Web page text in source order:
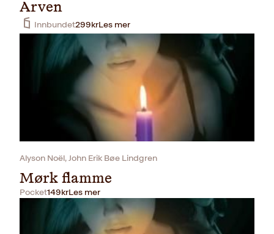
Arven
Innbundet299krLes mer
Alyson Noël, John Erik Bøe Lindgren
Mørk flamme
Pocket149krLes mer